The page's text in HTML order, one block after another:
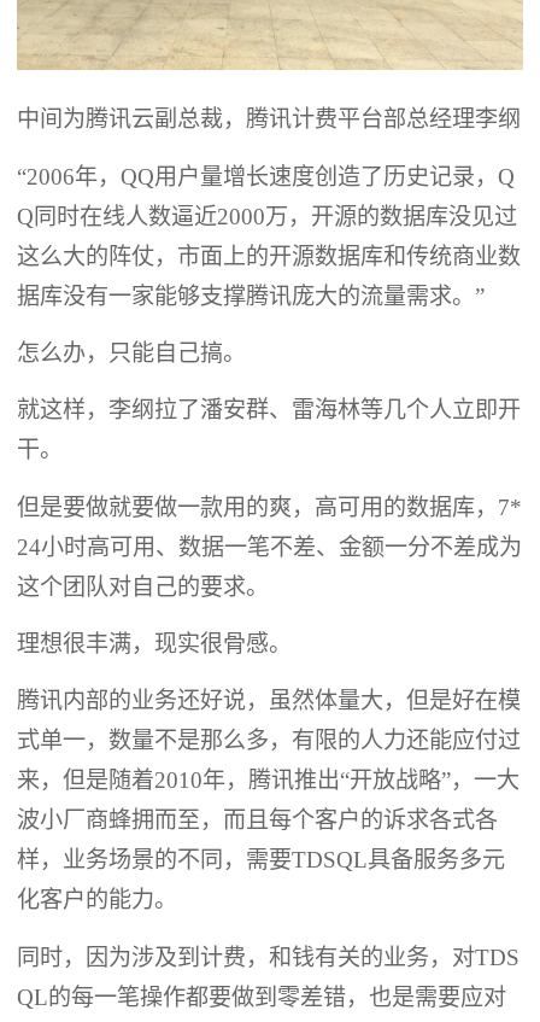
中间为腾讯云副总裁，腾讯计费平台部总经理李纲
“2006年，QQ用户量增长速度创造了历史记录，Q
Q同时在线人数逼近2000万，开源的数据库没见过
这么大的阵仗，市面上的开源数据库和传统商业数
据库没有一家能够支撑腾讯庞大的流量需求。”
怎么办，只能自己搞。
就这样，李纲拉了潘安群、雷海林等几个人立即开
干。
但是要做就要做一款用的爽，高可用的数据库，7*
24小时高可用、数据一笔不差、金额一分不差成为
这个团队对自己的要求。
理想很丰满，现实很骨感。
腾讯内部的业务还好说，虽然体量大，但是好在模
式单一，数量不是那么多，有限的人力还能应付过
来，但是随着2010年，腾讯推出“开放战略”，一大
波小厂商蜂拥而至，而且每个客户的诉求各式各
样，业务场景的不同，需要TDSQL具备服务多元
化客户的能力。
同时，因为涉及到计费，和钱有关的业务，对TDS
QL的每一笔操作都要做到零差错，也是需要应对